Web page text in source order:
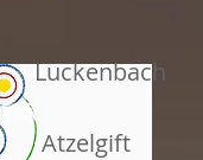
Luckenbach
Atzelgift